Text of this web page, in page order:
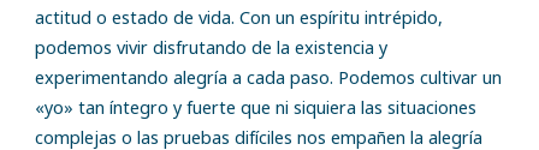
actitud o estado de vida. Con un espíritu intrépido,
podemos vivir disfrutando de la existencia y
experimentando alegría a cada paso. Podemos cultivar un
«yo» tan íntegro y fuerte que ni siquiera las situaciones
complejas o las pruebas difíciles nos empañen la alegría